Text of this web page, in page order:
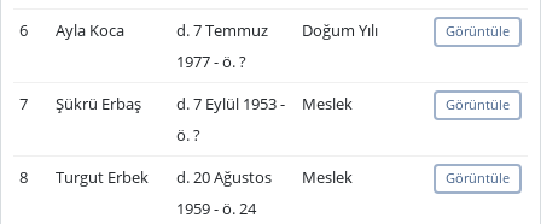
6 Ayla Koca
d. 7 Temmuz
1977 - ö. ?
Doğum Yılı Görüntüle
7 Şükrü Erbaş
d. 7 Eylül 1953 -
ö. ?
Meslek Görüntüle
8 Turgut Erbek
d. 20 Ağustos
1959 - ö. 24
Meslek Görüntüle